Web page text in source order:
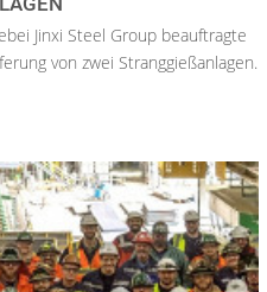
Jinxi Steel Group beauftragte
von zwei Stranggießanlagen.